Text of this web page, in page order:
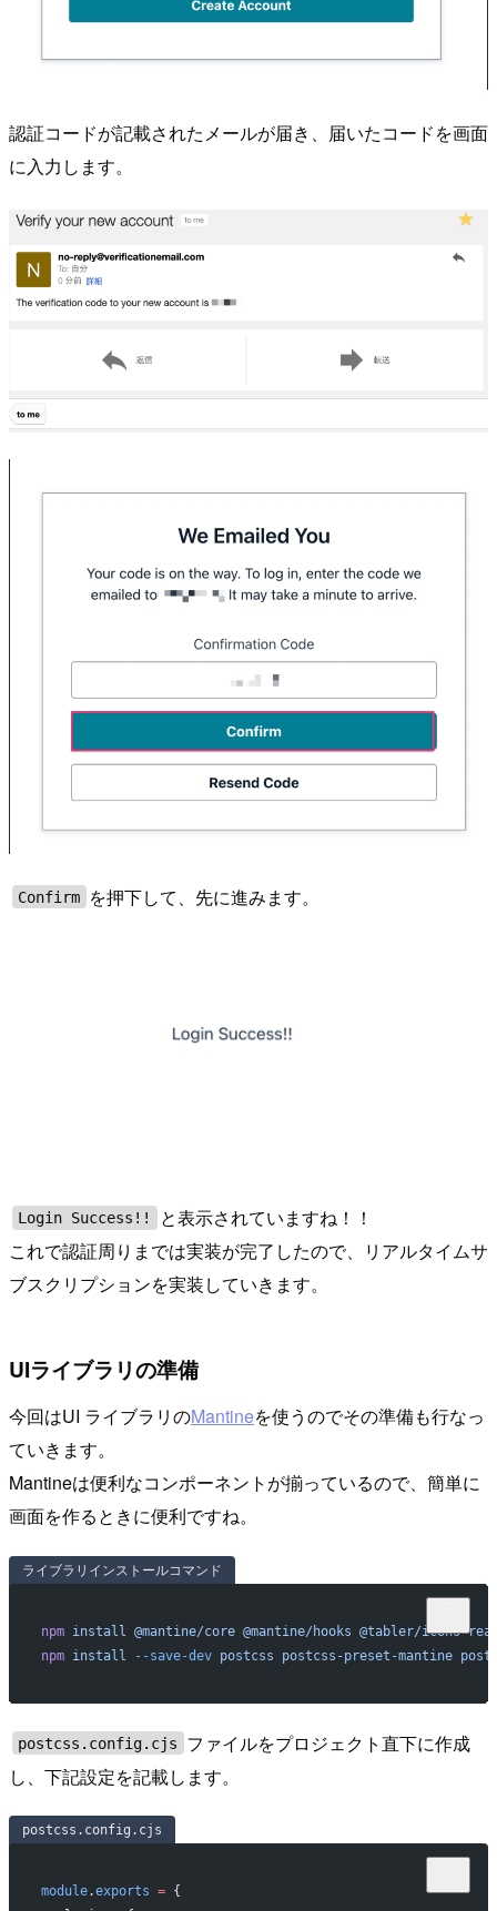
認証コードが記載されたメールが届き、届いたコードを画面
に入力します。
Confirm を押下して、先に進みます。
Login Success!!
と表示されていますね！！
これで認証周りまでは実装が完了したので、リアルタイムサ
ブスクリプションを実装していきます。
UIライブラリの準備
今回はUI ライブラリのMantineを使うのでその準備も行なっ
ていきます。
Mantineは便利なコンポーネントが揃っているので、簡単に
画面を作るときに便利ですね。
ライブラリインストールコマンド
npm install @mantine/core @mantine/hooks @tabler/icons-
npm install --save-dev postcss postcss-preset-mantine
postcss.config.cjs
ファイルをプロジェクト直下に作成
し、下記設定を記載します。
postcss.config.cjs
module.exports = {